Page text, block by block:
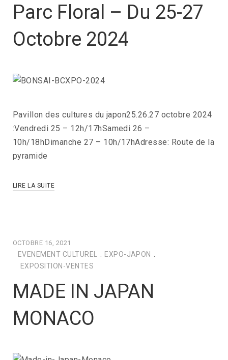
Parc Floral – Du 25-27
Octobre 2024
Pavillon des cultures du japon25.26.27 octobre 2024
:Vendredi 25 – 12h/17hSamedi 26 –
10h/18hDimanche 27 – 10h/17hAdresse: Route de la
pyramide
LIRE LA SUITE
OCTOBRE 16, 2021
EVENEMENT CULTUREL EXPO-JAPON
EXPOSITION-VENTES
MADE IN JAPAN
MONACO